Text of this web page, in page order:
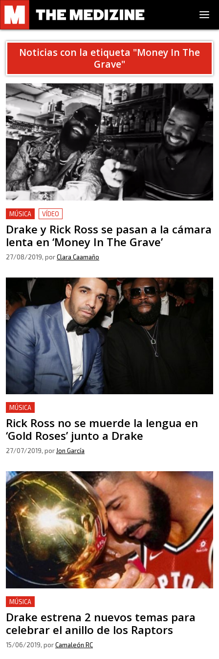
Noticias con la etiqueta "Money In The
Grave"
MÚSICA VÍDEO
Drake y Rick Ross se pasan a la cámara
lenta en ‘Money In The Grave’
27/08/2019, porClara Caamaño
MÚSICA
Rick Ross no se muerde la lengua en
‘Gold Roses’ junto a Drake
27/07/2019, por Jon García
MÚSICA
Drake estrena 2 nuevos temas para
celebrar el anillo de los Raptors
15/06/2019, porCamaleón RC